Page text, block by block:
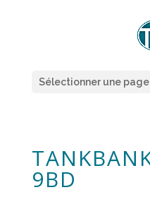
Sélectionner une page
9BD